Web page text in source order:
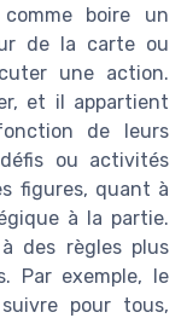
boire un
de la carte ou
une action.
et il appartient
de leurs
ou activités
figures, quant à
à la partie.
des règles plus
Par exemple, le
pour tous,